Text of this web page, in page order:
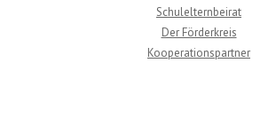
Schulelternbeirat
Der Förderkreis
Kooperationspartner